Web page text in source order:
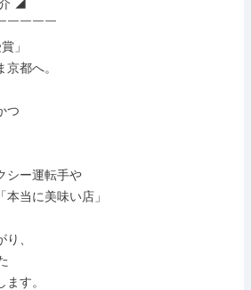
￣￣￣￣
」
都へ。
つ
シー運転手や
当に美味い店」
、
す。